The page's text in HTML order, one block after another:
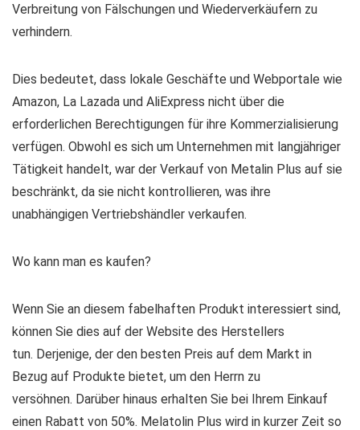
Verbreitung von Fälschungen und Wiederverkäufern zu
verhindern.
Dies bedeutet, dass lokale Geschäfte und Webportale wie
Amazon, La Lazada und AliExpress nicht über die
erforderlichen Berechtigungen für ihre Kommerzialisierung
verfügen. Obwohl es sich um Unternehmen mit langjähriger
Tätigkeit handelt, war der Verkauf von Metalin Plus auf sie
beschränkt, da sie nicht kontrollieren, was ihre
unabhängigen Vertriebshändler verkaufen.
Wo kann man es kaufen?
Wenn Sie an diesem fabelhaften Produkt interessiert sind,
können Sie dies auf der Website des Herstellers
tun. Derjenige, der den besten Preis auf dem Markt in
Bezug auf Produkte bietet, um den Herrn zu
versöhnen. Darüber hinaus erhalten Sie bei Ihrem Einkauf
einen Rabatt von 50%. Melatolin Plus wird in kurzer Zeit so